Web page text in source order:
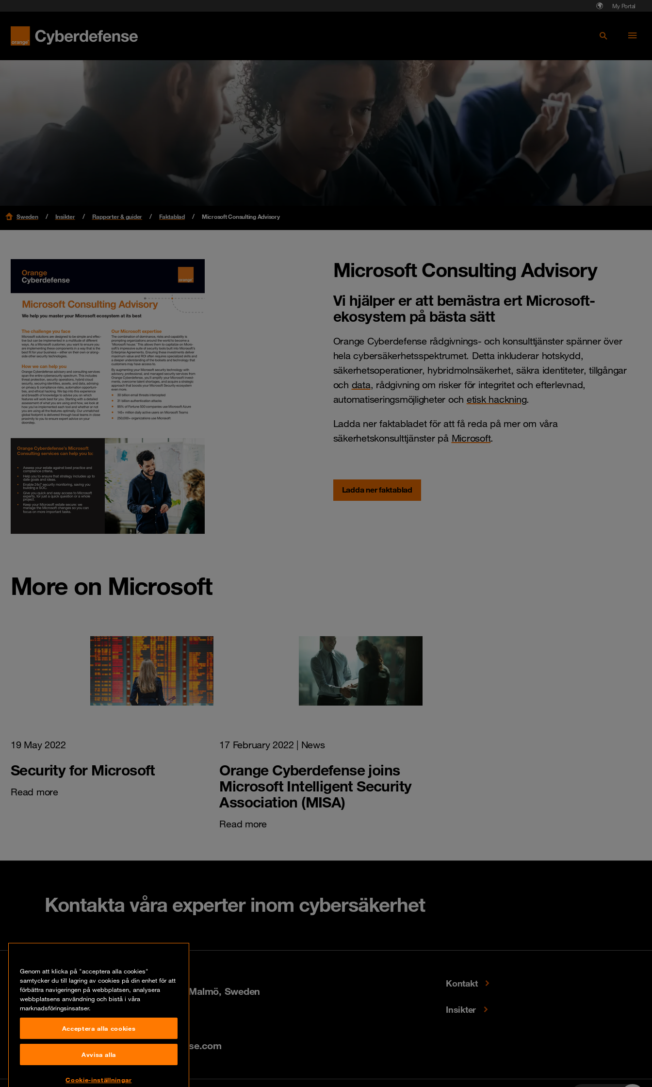
My Portal
Sweden Insikter Rapporter & guider Faktablad Microsoft Consulting Advisory
Microsoft Consulting Advisory
Vi hjälper er att bemästra ert Microsoft-
ekosystem på bästa sätt
Orange Cyberdefense rådgivnings- och konsulttjänster spänner över
hela cybersäkerhetsspektrumet. Detta inkluderar hotskydd,
säkerhetsoperationer, hybridmolnsäkerhet, säkra identiteter, tillgångar
och data, rådgivning om risker för integritet och efterlevnad,
automatiseringsmöjligheter och etisk hackning.
Ladda ner faktabladet för att få reda på mer om våra
säkerhetskonsulttjänster på Microsoft.
Ladda ner faktablad
More on Microsoft
19 May 2022
Security for Microsoft
Read more
17 February 2022 | News
Orange Cyberdefense joins
Microsoft Intelligent Security
Association (MISA)
Read more
Kontakta våra experter inom cybersäkerhet
Kontakt
Hyllie boulevard 40, 21535 Malmö, Sweden
+46 10 202 20 13
info@se.orangecyberdefense.com
Kontakt
Insikter
Genom att klicka på "acceptera alla cookies"
samtycker du till lagring av cookies på din enhet för att
förbättra navigeringen på webbplatsen, analysera
webbplatsens användning och bistå i våra
marknadsföringsinsatser.
Acceptera alla cookies
Avvisa alla
Cookie-inställningar